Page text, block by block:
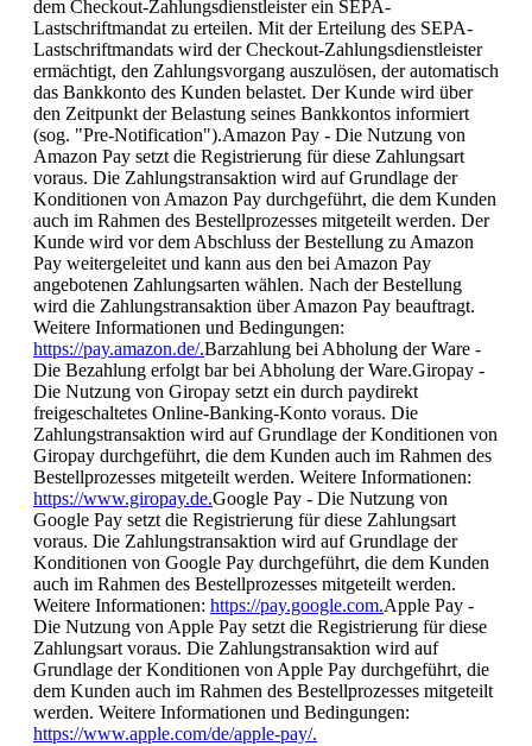
dem Checkout-Zahlungsdienstleister ein SEPA-
Lastschriftmandat zu erteilen. Mit der Erteilung des SEPA-
Lastschriftmandats wird der Checkout-Zahlungsdienstleister
ermächtigt, den Zahlungsvorgang auszulösen, der automatisch
das Bankkonto des Kunden belastet. Der Kunde wird über
den Zeitpunkt der Belastung seines Bankkontos informiert
(sog. "Pre-Notification").Amazon Pay - Die Nutzung von
Amazon Pay setzt die Registrierung für diese Zahlungsart
voraus. Die Zahlungstransaktion wird auf Grundlage der
Konditionen von Amazon Pay durchgeführt, die dem Kunden
auch im Rahmen des Bestellprozesses mitgeteilt werden. Der
Kunde wird vor dem Abschluss der Bestellung zu Amazon
Pay weitergeleitet und kann aus den bei Amazon Pay
angebotenen Zahlungsarten wählen. Nach der Bestellung
wird die Zahlungstransaktion über Amazon Pay beauftragt.
Weitere Informationen und Bedingungen:
https://pay.amazon.de/.Barzahlung bei Abholung der Ware -
Die Bezahlung erfolgt bar bei Abholung der Ware.Giropay -
Die Nutzung von Giropay setzt ein durch paydirekt
freigeschaltetes Online-Banking-Konto voraus. Die
Zahlungstransaktion wird auf Grundlage der Konditionen von
Giropay durchgeführt, die dem Kunden auch im Rahmen des
Bestellprozesses mitgeteilt werden. Weitere Informationen:
https://www.giropay.de.Google Pay - Die Nutzung von
Google Pay setzt die Registrierung für diese Zahlungsart
voraus. Die Zahlungstransaktion wird auf Grundlage der
Konditionen von Google Pay durchgeführt, die dem Kunden
auch im Rahmen des Bestellprozesses mitgeteilt werden.
Weitere Informationen: https://pay.google.com.Apple Pay -
Die Nutzung von Apple Pay setzt die Registrierung für diese
Zahlungsart voraus. Die Zahlungstransaktion wird auf
Grundlage der Konditionen von Apple Pay durchgeführt, die
dem Kunden auch im Rahmen des Bestellprozesses mitgeteilt
werden. Weitere Informationen und Bedingungen:
https://www.apple.com/de/apple-pay/.